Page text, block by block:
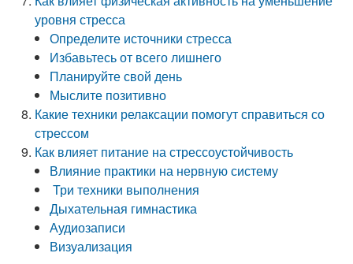
уровня стресса
Определите источники стресса
Избавьтесь от всего лишнего
Планируйте свой день
Мыслите позитивно
Какие техники релаксации помогут справиться со
стрессом
Как влияет питание на стрессоустойчивость
Влияние практики на нервную систему
Три техники выполнения
Дыхательная гимнастика
Аудиозаписи
Визуализация